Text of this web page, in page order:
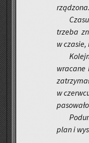
rzą­dzo­na.
trze­ba
w
wra­ca­ne
w
plan i